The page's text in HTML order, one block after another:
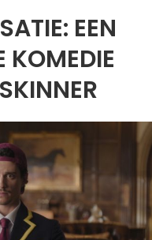
EEN
KOMEDIE